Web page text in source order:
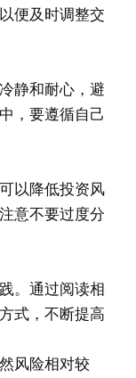
便及时调整交
静和耐心，避
，要遵循自己
以降低投资风
意不要过度分
。通过阅读相
式，不断提高
风险相对较